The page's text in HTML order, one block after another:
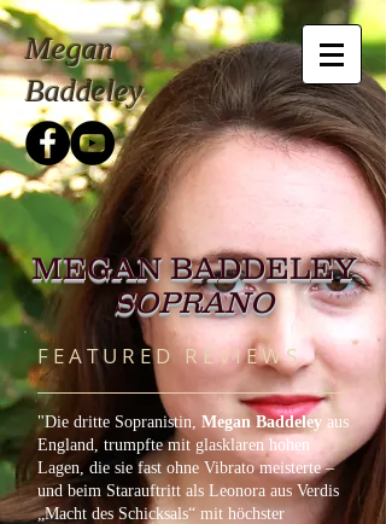
Megan
Baddeley
MEGAN BADDELEY
SOPRANO
F E A T U R E D R E V I E W S
"Die dritte Sopranistin, Megan Baddeley aus
England, trumpfte mit glasklaren hohen
Lagen, die sie fast ohne Vibrato meisterte –
und beim Starauftritt als Leonora aus Verdis
„Macht des Schicksals“ mit höchster